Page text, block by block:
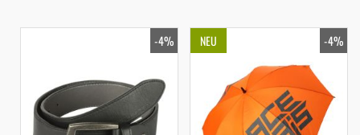
-4% NEU -4%